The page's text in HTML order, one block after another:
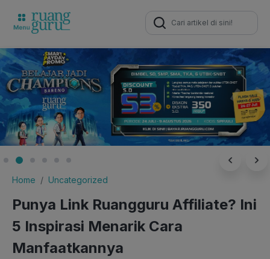
Search
for:
Home Uncategorized
Punya Link Ruangguru Affiliate? Ini
5 Inspirasi Menarik Cara
Manfaatkannya